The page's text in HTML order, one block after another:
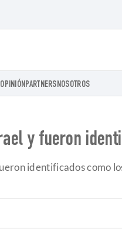
OPINIÓNPARTNERSNOSOTROS
y fueron
identificados como